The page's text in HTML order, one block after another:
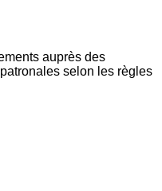
auprès des
selon les règles